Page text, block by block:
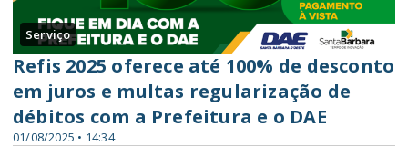
Serviço
01/08/2025 • 14:34
Refis 2025 oferece até 100% de desconto
em juros e multas regularização de
débitos com a Prefeitura e o DAE